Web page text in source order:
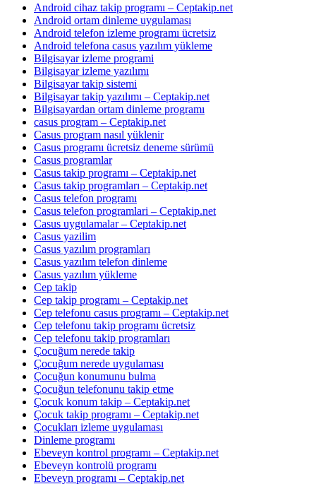
Android cihaz takip programı – Ceptakip.net
Android ortam dinleme uygulaması
Android telefon izleme programı ücretsiz
Android telefona casus yazılım yükleme
Bilgisayar izleme programi
Bilgisayar izleme yazılımı
Bilgisayar takip sistemi
Bilgisayar takip yazılımı – Ceptakip.net
Bilgisayardan ortam dinleme programı
casus program – Ceptakip.net
Casus program nasıl yüklenir
Casus programı ücretsiz deneme sürümü
Casus programlar
Casus takip programı – Ceptakip.net
Casus takip programları – Ceptakip.net
Casus telefon programı
Casus telefon programlari – Ceptakip.net
Casus uygulamalar – Ceptakip.net
Casus yazilim
Casus yazılım programları
Casus yazılım telefon dinleme
Casus yazılım yükleme
Cep takip
Cep takip programı – Ceptakip.net
Cep telefonu casus programı – Ceptakip.net
Cep telefonu takip programı ücretsiz
Cep telefonu takip programları
Çocuğum nerede takip
Çocuğum nerede uygulaması
Çocuğun konumunu bulma
Çocuğun telefonunu takip etme
Çocuk konum takip – Ceptakip.net
Çocuk takip programı – Ceptakip.net
Çocukları izleme uygulaması
Dinleme programı
Ebeveyn kontrol programı – Ceptakip.net
Ebeveyn kontrolü programı
Ebeveyn programı – Ceptakip.net